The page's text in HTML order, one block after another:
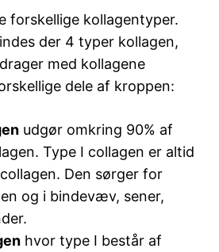
forskellige kollagentyper.
der 4 typer kollagen,
med kollagene
dele af kroppen:
udgør omkring 90% af
Type I collagen er altid
Den sørger for
og i bindevæv, sener,
hvor type I består af